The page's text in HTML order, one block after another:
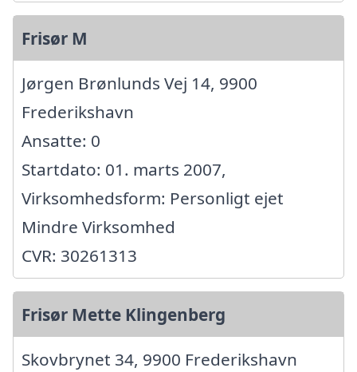
Frisør M
Jørgen Brønlunds Vej 14, 9900
Frederikshavn
Ansatte: 0
Startdato: 01. marts 2007,
Virksomhedsform: Personligt ejet
Mindre Virksomhed
CVR: 30261313
Frisør Mette Klingenberg
Skovbrynet 34, 9900 Frederikshavn